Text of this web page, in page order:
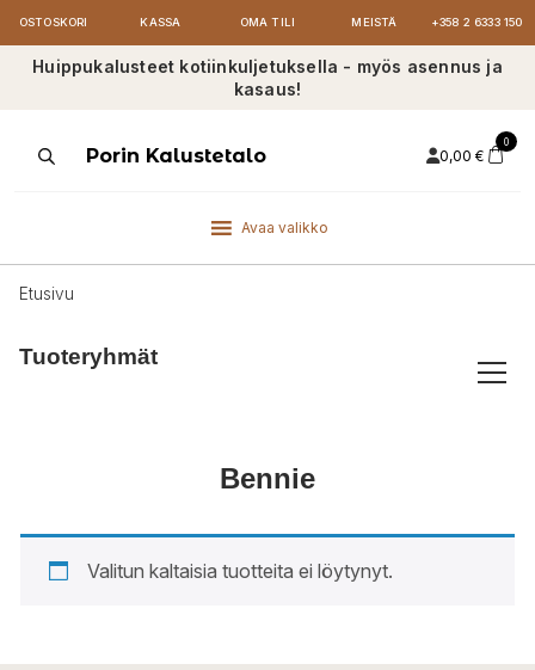
OSTOSKORI KASSA OMA TILI MEISTÄ +358 2 6333 150
Huippukalusteet kotiinkuljetuksella - myös asennus ja
kasaus!
ProductsPorin Kalustetalo 0,00 €
0
Avaa valikko
Etusivu
Tuoteryhmät
Bennie
Valitun kaltaisia tuotteita ei löytynyt.